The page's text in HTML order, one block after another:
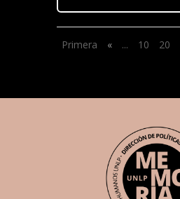
Primera « ... 10 20